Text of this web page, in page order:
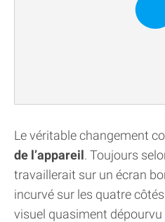
Le véritable changement
de l’appareil. Toujours
travaillerait sur un écran
incurvé sur les quatre
visuel quasiment dépourvu